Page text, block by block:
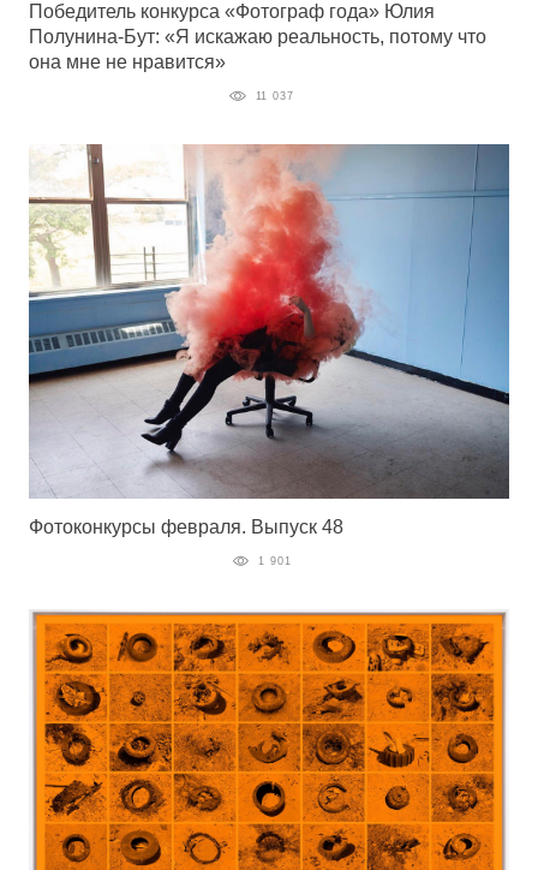
Победитель конкурса «Фотограф года» Юлия
Полунина-Бут: «Я искажаю реальность, потому что
она мне не нравится»
11 037
Фотоконкурсы февраля. Выпуск 48
1 901